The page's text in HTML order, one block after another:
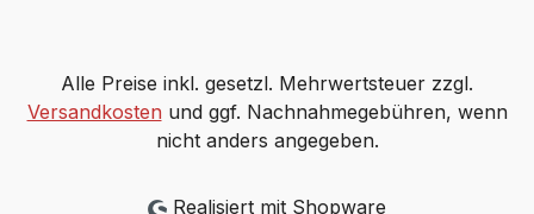
Alle Preise inkl. gesetzl. Mehrwertsteuer zzgl.
Versandkosten und ggf. Nachnahmegebühren, wenn
nicht anders angegeben.
Realisiert mit Shopware